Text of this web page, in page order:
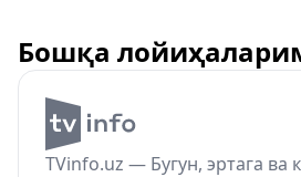
Бошқа
TVinfo.uz — Бугун, эртага ва